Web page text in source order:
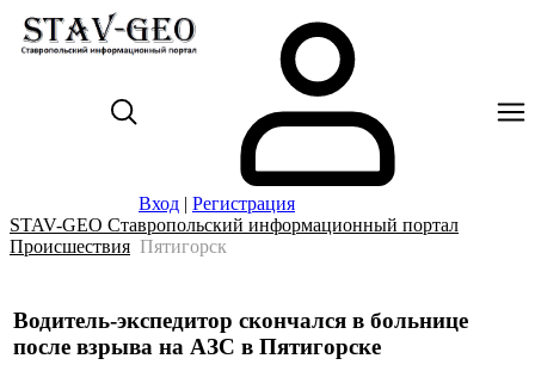
Вход | Регистрация
STAV-GEO Ставропольский информационный портал
Происшествия Пятигорск
Водитель-экспедитор скончался в больнице
после взрыва на АЗС в Пятигорске